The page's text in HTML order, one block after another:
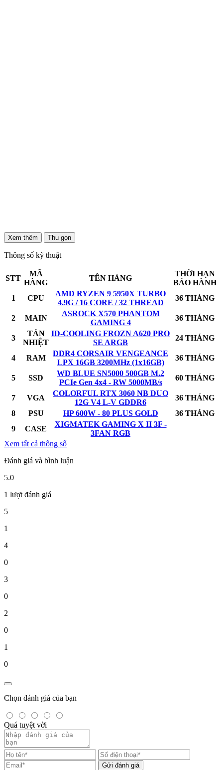
Xem thêm Thu gọn
Thông số kỹ thuật
STT
MÃ
HÀNG
TÊN HÀNG
THỜI HẠN
BẢO HÀNH
1
CPU
AMD RYZEN 9 5950X TURBO
4.9G / 16 CORE / 32 THREAD
36 THÁNG
2 MAIN
ASROCK X570 PHANTOM
GAMING 4
36 THÁNG
3
TẢN
NHIỆT
ID-COOLING FROZN A620 PRO
SE ARGB
24 THÁNG
4 RAM
DDR4 CORSAIR VENGEANCE
LPX 16GB 3200MHz (1x16GB)
36 THÁNG
5 SSD
WD BLUE SN5000 500GB M.2
PCIe Gen 4x4 - RW 5000MB/s
60 THÁNG
7 VGA
COLORFUL RTX 3060 NB DUO
12G V4 L-V GDDR6
36 THÁNG
8
PSU HP 600W - 80 PLUS GOLD
36 THÁNG
9
CASE
XIGMATEK GAMING X II 3F -
3FAN RGB
Xem tất cả thông số
Đánh giá và bình luận
5.0
1 lượt đánh giá
5
1
4
0
3
0
2
0
1
0
Chọn đánh giá của bạn
Quá tuyệt vời
Gửi đánh giá